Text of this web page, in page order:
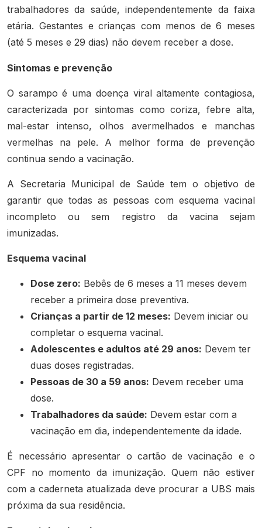
trabalhadores da saúde, independentemente da faixa
etária. Gestantes e crianças com menos de 6 meses
(até 5 meses e 29 dias) não devem receber a dose.
Sintomas e prevenção
O sarampo é uma doença viral altamente contagiosa,
caracterizada por sintomas como coriza, febre alta,
mal-estar intenso, olhos avermelhados e manchas
vermelhas na pele. A melhor forma de prevenção
continua sendo a vacinação.
A Secretaria Municipal de Saúde tem o objetivo de
garantir que todas as pessoas com esquema vacinal
incompleto ou sem registro da vacina sejam
imunizadas.
Esquema vacinal
Dose zero: Bebês de 6 meses a 11 meses devem
receber a primeira dose preventiva.
Crianças a partir de 12 meses: Devem iniciar ou
completar o esquema vacinal.
Adolescentes e adultos até 29 anos: Devem ter
duas doses registradas.
Pessoas de 30 a 59 anos: Devem receber uma
dose.
Trabalhadores da saúde: Devem estar com a
vacinação em dia, independentemente da idade.
É necessário apresentar o cartão de vacinação e o
CPF no momento da imunização. Quem não estiver
com a caderneta atualizada deve procurar a UBS mais
próxima da sua residência.